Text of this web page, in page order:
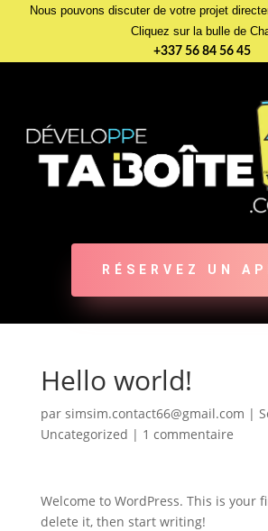
Nous pouvons discuter de votre projet
Cliquez sur la bulle de
+337 56 84 56 45
RÉSERVEZ UN
Hello world!
par simsim.contact66@gmail.com |
Uncategorized | 1 commentaire
Welcome to WordPress. This is your
delete it, then start writing!